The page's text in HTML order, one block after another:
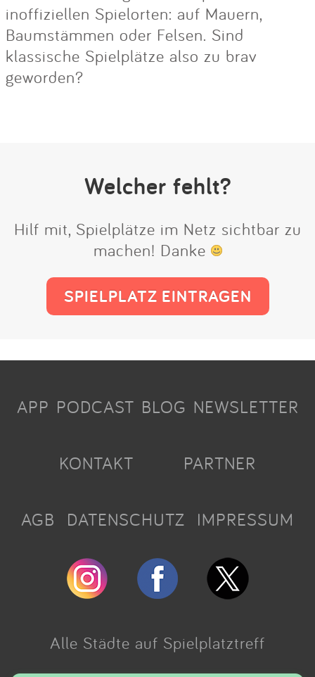
inoffiziellen Spielorten: auf Mauern,
Baumstämmen oder Felsen. Sind
klassische Spielplätze also zu brav
geworden?
Welcher fehlt?
Hilf mit, Spielplätze im Netz sichtbar zu
machen! Danke
SPIELPLATZ EINTRAGEN
APP PODCAST BLOG NEWSLETTER
KONTAKT PARTNER
AGB DATENSCHUTZ IMPRESSUM
Alle Städte auf Spielplatztreff